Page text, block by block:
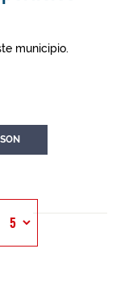
municipio.